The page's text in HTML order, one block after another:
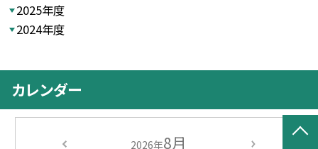
2025年度
2024年度
カレンダー
2026年8月